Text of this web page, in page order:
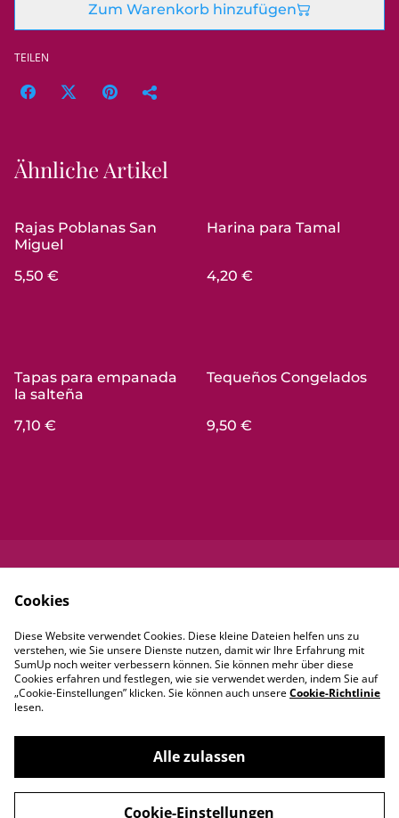
Zum Warenkorb hinzufügen
TEILEN
Ähnliche Artikel
Rajas Poblanas San
Miguel
5,50 €
Harina para Tamal
4,20 €
Tapas para empanada
la salteña
7,10 €
Tequeños Congelados
9,50 €
mungen von
SumUp
©2026Mexxica
Cookies
Diese Website verwendet Cookies. Diese kleine Dateien helfen uns zu
verstehen, wie Sie unsere Dienste nutzen, damit wir Ihre Erfahrung mit
SumUp noch weiter verbessern können. Sie können mehr über diese
Cookies erfahren und festlegen, wie sie verwendet werden, indem Sie auf
„Cookie-Einstellungen” klicken. Sie können auch unsereCookie-Richtlinie
lesen.
Alle zulassen
Cookie-Einstellungen